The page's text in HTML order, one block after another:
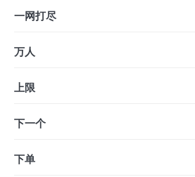
一网打尽
万人
上限
下一个
下单